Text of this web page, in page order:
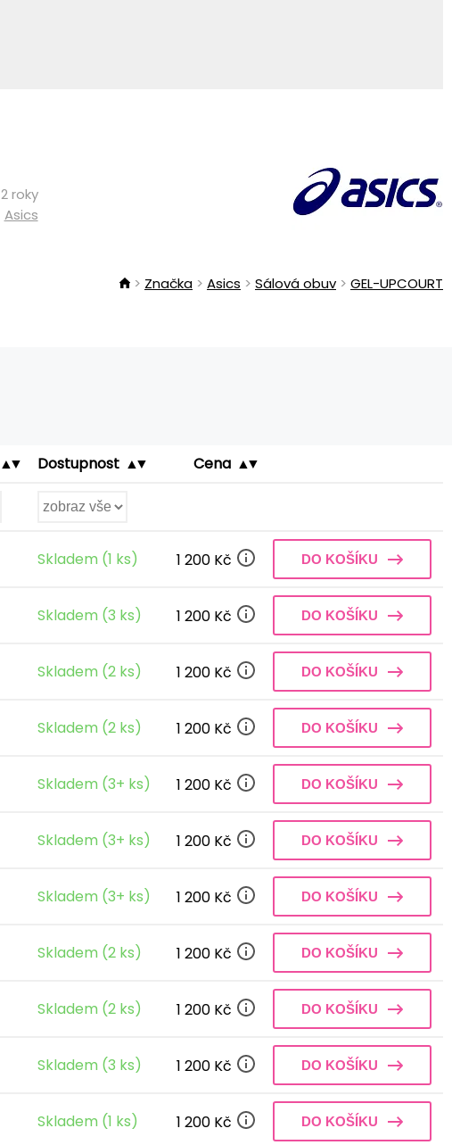
2 roky
Asics
Značka Asics Sálová obuv GEL-UPCOURT
Dostupnost Cena
Skladem (1 ks) 1 200 Kč DO KOŠÍKU
Skladem (3 ks) 1 200 Kč DO KOŠÍKU
Skladem (2 ks) 1 200 Kč DO KOŠÍKU
Skladem (2 ks) 1 200 Kč DO KOŠÍKU
Skladem (3+ ks) 1 200 Kč DO KOŠÍKU
Skladem (3+ ks) 1 200 Kč DO KOŠÍKU
Skladem (3+ ks) 1 200 Kč DO KOŠÍKU
Skladem (2 ks) 1 200 Kč DO KOŠÍKU
Skladem (2 ks) 1 200 Kč DO KOŠÍKU
Skladem (3 ks) 1 200 Kč DO KOŠÍKU
Skladem (1 ks) 1 200 Kč DO KOŠÍKU